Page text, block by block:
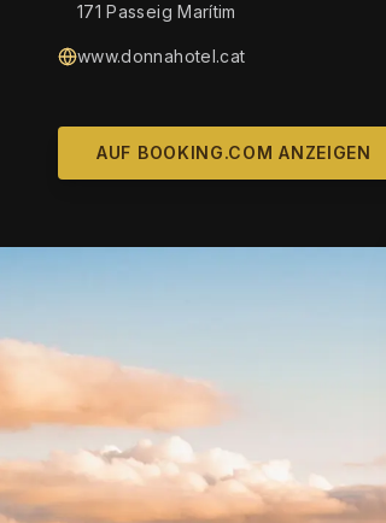
171 Passeig Marítim
www.donnahotel.cat
AUF BOOKING.COM ANZEIGEN